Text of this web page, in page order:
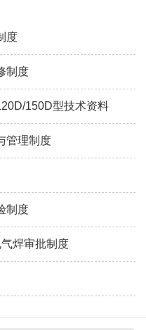
度
制度
150D型技术资料
管理制度
制度
焊审批制度